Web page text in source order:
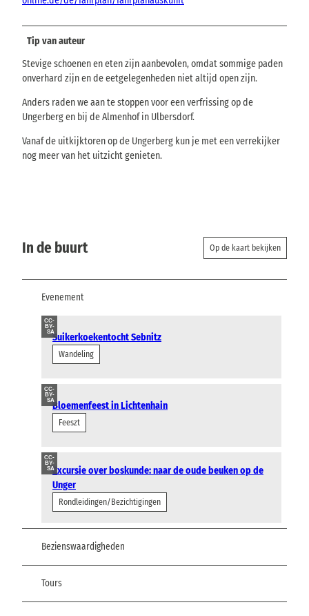
Tip van auteur
Stevige schoenen en eten zijn aanbevolen, omdat sommige paden
onverhard zijn en de eetgelegenheden niet altijd open zijn.
Anders raden we aan te stoppen voor een verfrissing op de
Ungerberg en bij de Almenhof in Ulbersdorf.
Vanaf de uitkijktoren op de Ungerberg kun je met een verrekijker
nog meer van het uitzicht genieten.
In de buurt Op de kaart bekijken
Evenement
CC-
BY-
SASuikerkoekentocht Sebnitz
Wandeling
CC-
BY-
SABloemenfeest in Lichtenhain
Feeszt
CC-
BY-
SAExcursie over boskunde: naar de oude beuken op de
Unger
Rondleidingen/Bezichtigingen
Bezienswaardigheden
Tours